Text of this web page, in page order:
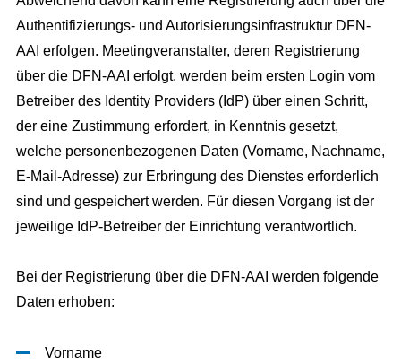
Authentifizierungs- und Autorisierungsinfrastruktur DFN-
AAI erfolgen. Meetingveranstalter, deren Registrierung
über die DFN-AAI erfolgt, werden beim ersten Login vom
Betreiber des Identity Providers (IdP) über einen Schritt,
der eine Zustimmung erfordert, in Kenntnis gesetzt,
welche personenbezogenen Daten (Vorname, Nachname,
E-Mail-Adresse) zur Erbringung des Dienstes erforderlich
sind und gespeichert werden. Für diesen Vorgang ist der
jeweilige IdP-Betreiber der Einrichtung verantwortlich.
Bei der Registrierung über die DFN-AAI werden folgende
Daten erhoben:
Vorname